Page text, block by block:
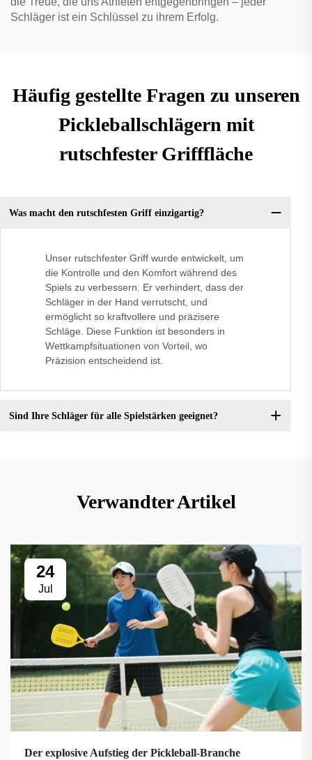
Schläger ist ein Schlüssel zu ihrem Erfolg.
Häufig gestellte Fragen zu unseren
Pickleballschlägern mit
rutschfester Grifffläche
Was macht den rutschfesten Griff einzigartig?
Unser rutschfester Griff wurde entwickelt, um
die Kontrolle und den Komfort während des
Spiels zu verbessern. Er verhindert, dass der
Schläger in der Hand verrutscht, und
ermöglicht so kraftvollere und präzisere
Schläge. Diese Funktion ist besonders in
Wettkampfsituationen von Vorteil, wo
Präzision entscheidend ist.
Sind Ihre Schläger für alle Spielstärken geeignet?
Verwandter Artikel
24
Jul
Der explosive Aufstieg der Pickleball-Branche